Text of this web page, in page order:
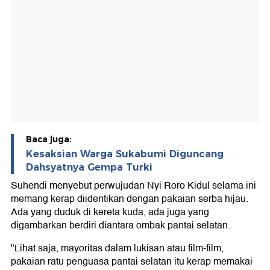
Baca juga:
Kesaksian Warga Sukabumi Diguncang
Dahsyatnya Gempa Turki
Suhendi menyebut perwujudan Nyi Roro Kidul selama ini
memang kerap diidentikan dengan pakaian serba hijau.
Ada yang duduk di kereta kuda, ada juga yang
digambarkan berdiri diantara ombak pantai selatan.
"Lihat saja, mayoritas dalam lukisan atau film-film,
pakaian ratu penguasa pantai selatan itu kerap memakai